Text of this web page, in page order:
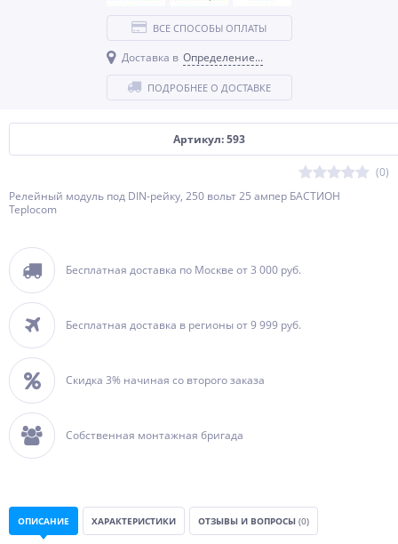
Артикул: 593
(0)
Релейный модуль под DIN-рейку, 250 вольт 25 ампер БАСТИОН
Teplocom
Бесплатная доставка по Москве от 3 000 руб.
Бесплатная доставка в регионы от 9 999 руб.
Скидка 3% начиная со второго заказа
Собственная монтажная бригада
ВСЕ СПОСОБЫ ОПЛАТЫ
Доставка в Определение...
ПОДРОБНЕЕ О ДОСТАВКЕ
ОПИСАНИЕ ХАРАКТЕРИСТИКИ ОТЗЫВЫ И ВОПРОСЫ (0)